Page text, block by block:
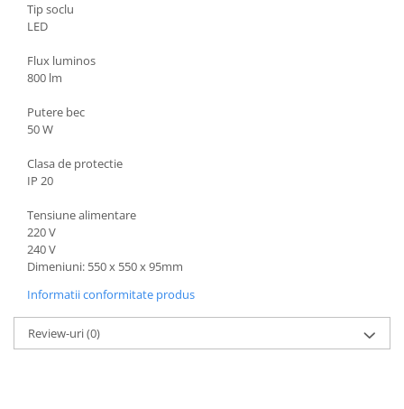
Tip soclu
LED
Flux luminos
800 lm
Putere bec
50 W
Clasa de protectie
IP 20
Tensiune alimentare
220 V
240 V
Dimeniuni: 550 x 550 x 95mm
Informatii conformitate produs
Review-uri(0)